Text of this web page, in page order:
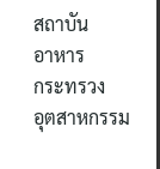
สถาบัน
อาหาร
กระทรวง
อุตสาหกรรม